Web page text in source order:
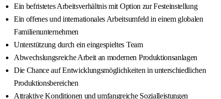
Ein befristetes Arbeitsverhältnis mit Option zur Festeinstellung
Ein offenes und internationales Arbeitsumfeld in einem globalen
Familienunternehmen
Unterstützung durch ein eingespieltes Team
Abwechslungsreiche Arbeit an modernen Produktionsanlagen
Die Chance auf Entwicklungsmöglichkeiten in unterschiedlichen
Produktionsbereichen
Attraktive Konditionen und umfangreiche Sozialleistungen